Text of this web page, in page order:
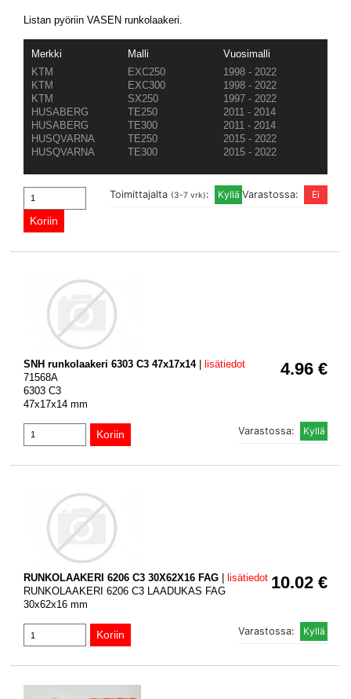
Listan pyöriin VASEN runkolaakeri.
Merkki Malli
Vuosimalli
KTM
EXC250
1998 - 2022
KTM
EXC300
1998 - 2022
KTM
SX250
1997 - 2022
HUSABERG
TE250
2011 - 2014
HUSABERG
TE300
2011 - 2014
HUSQVARNA
TE250
2015 - 2022
HUSQVARNA
TE300 2015 - 2022
Varastossa:
Toimittajalta (3-7 vrk):
4.96 €
SNH runkolaakeri 6303 C3 47x17x14| lisätiedot
71568A
6303 C3
47x17x14 mm
Varastossa:
10.02 €
RUNKOLAAKERI 6206 C3 30X62X16 FAG
lisätiedot
RUNKOLAAKERI 6206 C3 LAADUKAS FAG
30x62x16 mm
Varastossa: